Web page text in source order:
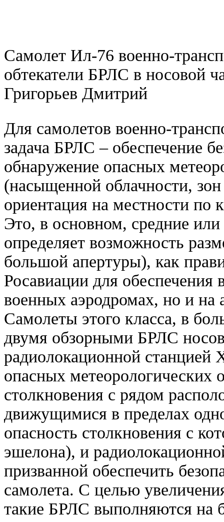
Самолет Ил-76 военно-
обтекатели БРЛС в носовой
Григорьев Дмитрий
Для самолетов военно-
задача БРЛС – обеспечение
обнаружение опасных
(насыщенной облачности, зон
ориентация на местности по
Это, в основном, средние
определяет возможность
большой апертуры), как
Росавиации для обеспечения
военных аэродромах, но и на
Самолеты этого класса, в
двумя обзорными БРЛС
радиолокационной станцией
опасных метеорологических
столкновения с рядом
движущимися в пределах
опасность столкновения с
эшелона), и
призванной обеспечить
самолета. С целью
такие БРЛС выполняются на